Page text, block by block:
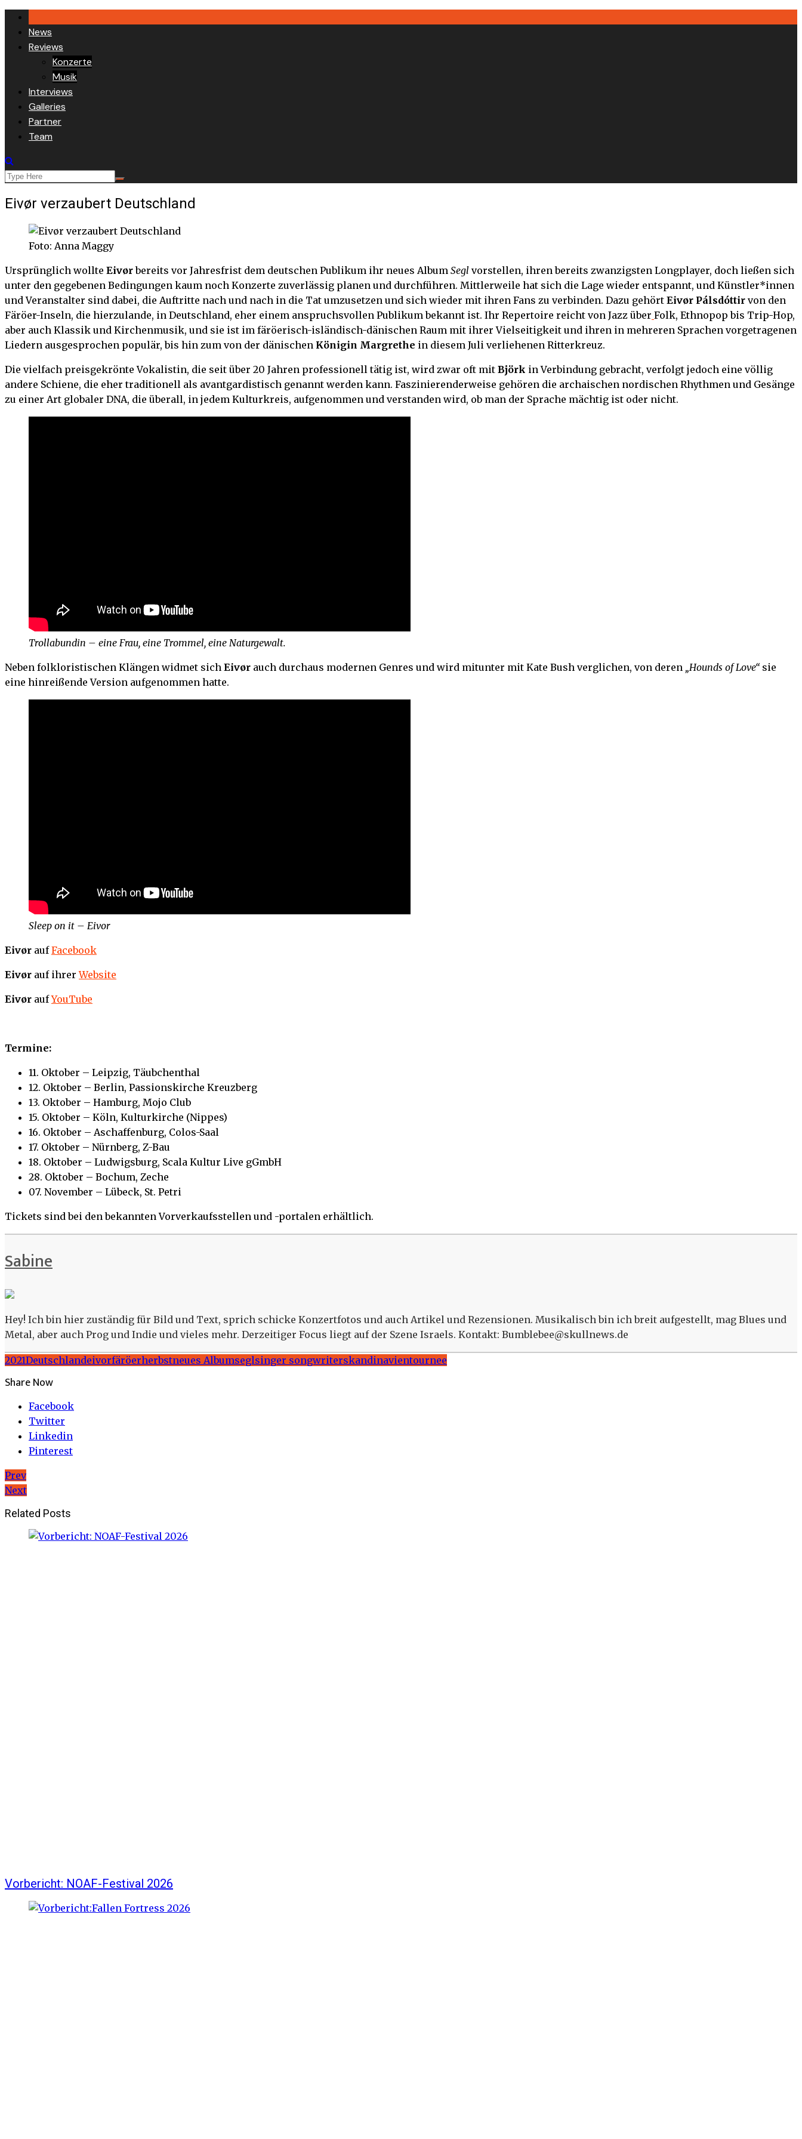
Skip
content
News
Reviews
Konzerte
Musik
Interviews
Galleries
Partner
Team
Eivør verzaubert Deutschland
Foto: Anna Maggy
Ursprünglich wollte Eivørbereits vor Jahresfrist dem deutschen Publikum ihr neues Album Segl vorstellen, ihren bereits zwanzigsten Longplayer, doch ließen sich
unter den gegebenen Bedingungen kaum noch Konzerte zuverlässig planen und durchführen. Mittlerweile hat sich die Lage wieder entspannt, und Künstler*innen
und Veranstalter sind dabei, die Auftritte nach und nach in die Tat umzusetzen und sich wieder mit ihren Fans zu verbinden. Dazu gehört Eivør Pálsdóttir von den
Färöer-Inseln, die hierzulande, in Deutschland, eher einem anspruchsvollen Publikum bekannt ist. Ihr Repertoire reicht von Jazz über Folk, Ethnopop bis Trip-Hop,
aber auch Klassik und Kirchenmusik, und sie ist im färöerisch-isländisch-dänischen Raum mit ihrer Vielseitigkeit und ihren in mehreren Sprachen vorgetragenen
Liedern ausgesprochen populär, bis hin zum von der dänischen Königin Margrethe in diesem Juli verliehenen Ritterkreuz.
Die vielfach preisgekrönte Vokalistin, die seit über 20 Jahren professionell tätig ist, wird zwar oft mit Björk in Verbindung gebracht, verfolgt jedoch eine völlig
andere Schiene, die eher traditionell als avantgardistisch genannt werden kann. Faszinierenderweise gehören die archaischen nordischen Rhythmen und Gesänge
zu einer Art globaler DNA, die überall, in jedem Kulturkreis, aufgenommen und verstanden wird, ob man der Sprache mächtig ist oder nicht.
Trollabundin – eine Frau, eine Trommel, eine Naturgewalt.
Neben folkloristischen Klängen widmet sich Eivør auch durchaus modernen Genres und wird mitunter mit Kate Bush verglichen, von deren „Hounds of Love“sie
eine hinreißende Version aufgenommen hatte.
Sleep on it – Eivor
Eivør aufFacebook
Eivør auf ihrerWebsite
Eivør aufYouTube
Termine:
11. Oktober – Leipzig, Täubchenthal
12. Oktober – Berlin, Passionskirche Kreuzberg
13. Oktober – Hamburg, Mojo Club
15. Oktober – Köln, Kulturkirche (Nippes)
16. Oktober – Aschaffenburg, Colos-Saal
17. Oktober – Nürnberg, Z-Bau
18. Oktober – Ludwigsburg, Scala Kultur Live gGmbH
28. Oktober – Bochum, Zeche
07. November – Lübeck, St. Petri
Tickets sind bei den bekannten Vorverkaufsstellen und -portalen erhältlich.
Sabine
Hey! Ich bin hier zuständig für Bild und Text, sprich schicke Konzertfotos und auch Artikel und Rezensionen. Musikalisch bin ich breit aufgestellt, mag Blues und
Metal, aber auch Prog und Indie und vieles mehr. Derzeitiger Focus liegt auf der Szene Israels. Kontakt: Bumblebee@skullnews.de
2021Deutschlandeivorfäröerherbstneues Albumseglsinger songwriterskandinavientournee
Share Now
Facebook
Twitter
Linkedin
Pinterest
Beitragsnavigation
Prev
Next
Related Posts
Vorbericht: NOAF-Festival 2026